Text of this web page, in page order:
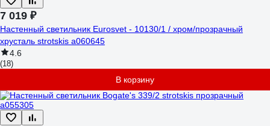
7 019 ₽
Настенный светильник Eurosvet - 10130/1 / хром/прозрачный
хрусталь strotskis a060645
4.6
(18)
В корзину